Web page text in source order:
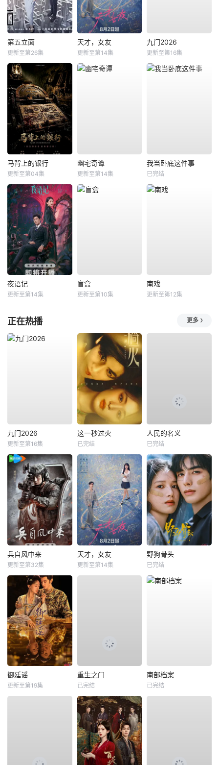
第五立面
更新至第26集
天才，女友
更新至第14集
九门2026
更新至第16集
马背上的银行
更新至第04集
幽宅奇谭
更新至第14集
我当卧底这件事
已完结
夜语记
更新至第14集
盲盒
更新至第10集
南戏
更新至第12集
正在热播 更多
九门2026
更新至第16集
这一秒过火
已完结
人民的名义
已完结
兵自风中来
更新至第32集
天才，女友
更新至第14集
野狗骨头
已完结
御廷谣
更新至第19集
重生之门
已完结
南部档案
已完结